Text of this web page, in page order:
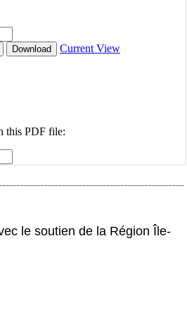
le soutien de la Région Île-